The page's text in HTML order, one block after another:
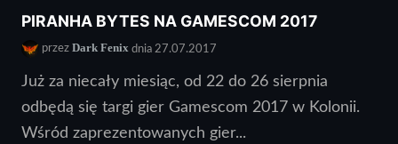
PIRANHA BYTES NA GAMESCOM 2017
przez Dark Fenix dnia 27.07.2017
Już za niecały miesiąc, od 22 do 26 sierpnia
odbędą się targi gier Gamescom 2017 w Kolonii.
Wśród zaprezentowanych gier...